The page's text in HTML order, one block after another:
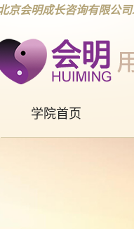
京会明成长咨询有限公司
学院首页